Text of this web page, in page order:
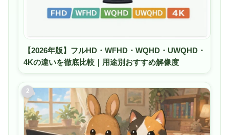
【2026年版】フルHD・WFHD・WQHD・UWQHD・
4Kの違いを徹底比較｜用途別おすすめ解像度
2